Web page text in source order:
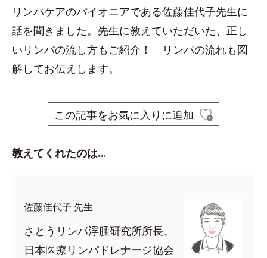
リンパケアのパイオニアである佐藤佳代子先生に
話を聞きました。先生に教えていただいた、正し
いリンパの流し方もご紹介！ リンパの流れも図
解してお伝えします。
この記事をお気に入りに追加
教えてくれたのは…
佐藤佳代子 先生
さとうリンパ浮腫研究所所長、
日本医療リンパドレナージ協会